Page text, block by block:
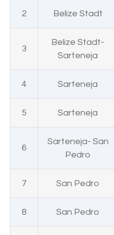
2 Belize Stadt
3
Belize Stadt-
Sarteneja
4 Sarteneja
5 Sarteneja
6
Sarteneja- San
Pedro
7 San Pedro
8 San Pedro